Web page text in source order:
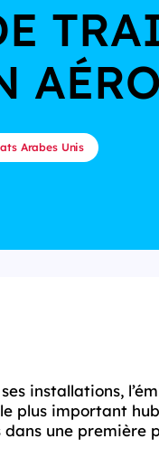
Arabes Unis
installations,
plus important
une première